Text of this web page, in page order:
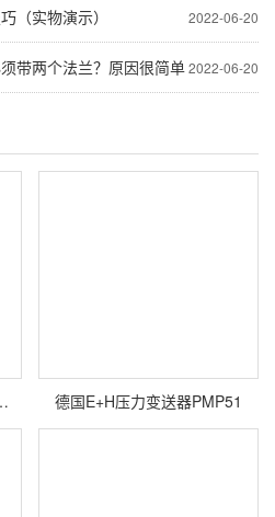
2022-06-20
（实物演示）
2022-06-20
带两个法兰？原因很简单
精度±0.1% 德国E+H压力变送器PMP51